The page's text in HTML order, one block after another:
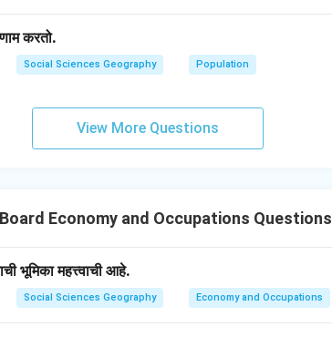
करतो.
Social Sciences Geography Population
View More Questions
Economy and Occupations Questions
भूमिका महत्त्वाची आहे.
Social Sciences Geography Economy and Occupations